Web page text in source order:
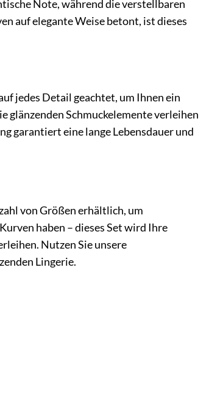
Note, während die verstellbaren
auf elegante Weise betont, ist dieses
jedes Detail geachtet, um Ihnen ein
glänzenden Schmuckelemente verleihen
garantiert eine lange Lebensdauer und
von Größen erhältlich, um
haben – dieses Set wird Ihre
Nutzen Sie unsere
Lingerie.